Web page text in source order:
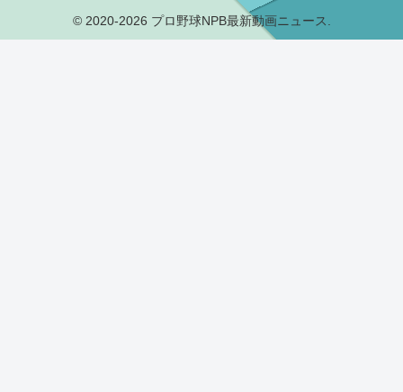
© 2020-2026 プロ野球NPB最新動画ニュース.